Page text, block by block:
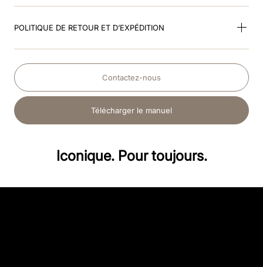
POLITIQUE DE RETOUR ET D’EXPÉDITION
Contactez-nous
Télécharger le manuel
Iconique. Pour toujours.